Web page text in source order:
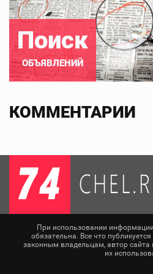
Поиск
ОБЪЯВЛЕНИЙ
КОММЕНТАРИИ
При использовании
обязательна. Все что
законным владельцам, автор сайта
их